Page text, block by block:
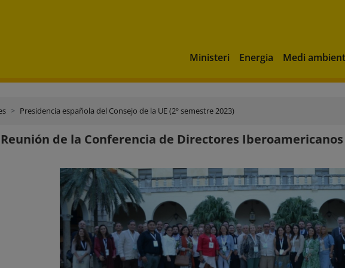
Ministeri Energia Medi ambient
Presidencia española del Consejo de la UE (2º semestre 2023)
de la Conferencia de Directores Iberoamericanos